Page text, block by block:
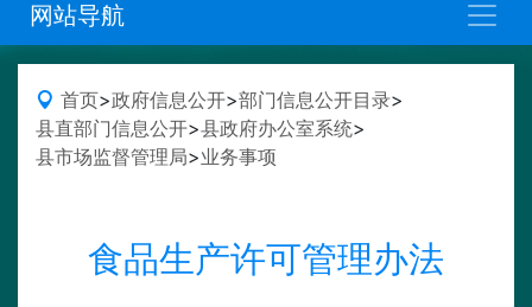
网站导航
首页>政府信息公开>部门信息公开目录>
县直部门信息公开>县政府办公室系统>
县市场监督管理局>业务事项
食品生产许可管理办法